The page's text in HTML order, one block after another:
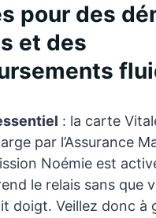
pour des
et des
: la carte
par l’Assurance
Noémie est
le relais sans que
doigt. Veillez donc à